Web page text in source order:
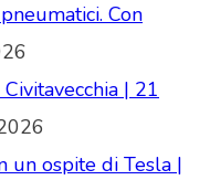
Con
| 21
un ospite di Tesla |